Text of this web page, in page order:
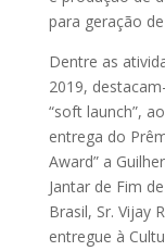
para geração
Dentre as
2019,
“soft launch”,
entrega do
Award” a
Jantar de Fim
Brasil, Sr. Vijay
entregue à